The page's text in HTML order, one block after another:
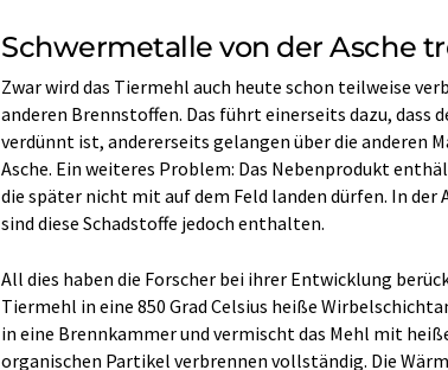
Schwermetalle von der Asche
Zwar wird das Tiermehl auch heute schon teilweise
anderen Brennstoffen. Das führt einerseits dazu, dass
verdünnt ist, andererseits gelangen über die anderen
Asche. Ein weiteres Problem: Das Nebenprodukt
die später nicht mit auf dem Feld landen dürfen. In der
sind diese Schadstoffe jedoch enthalten.
All dies haben die Forscher bei ihrer Entwicklung
Tiermehl in eine 850 Grad Celsius heiße
in eine Brennkammer und vermischt das Mehl mit
organischen Partikel verbrennen vollständig. Die